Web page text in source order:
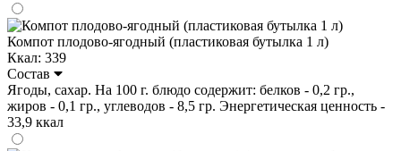
Компот плодово-ягодный (пластиковая бутылка 1 л)
Ккал: 339
Состав
Ягоды, сахар. На 100 г. блюдо содержит: белков - 0,2 гр.,
жиров - 0,1 гр., углеводов - 8,5 гр. Энергетическая ценность -
33,9 ккал